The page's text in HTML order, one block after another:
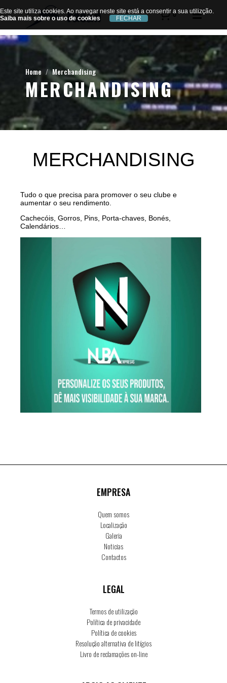
0
Home Merchandising
MERCHANDISING
MERCHANDISING
Tudo o que precisa para promover o seu clube e
aumentar o seu rendimento.
Cachecóis, Gorros, Pins, Porta-chaves, Bonés,
Calendários…
EMPRESA
Quem somos
Localização
Galeria
Noticias
Contactos
LEGAL
Termos de utilização
Política de privacidade
Política de cookies
Resolução alternativa de litígios
Livro de reclamações on-line
Este site utiliza cookies. Ao navegar neste site está a consentir a sua utilizção.
Saiba mais sobre o uso de cookies
Este site utiliza cookies. Ao navegar neste site está a consentir a sua utilizção.
Saiba mais sobre o uso de cookies